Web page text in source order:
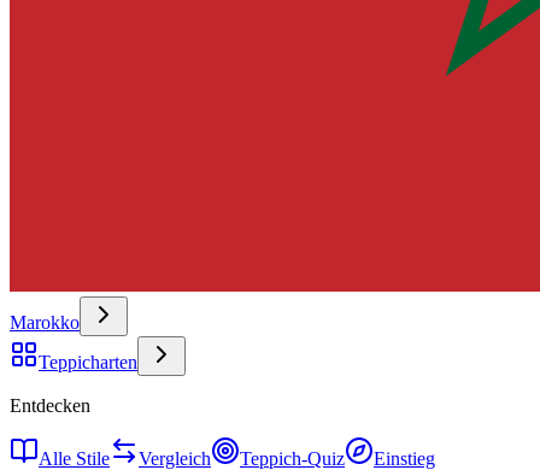
Marokko
Teppicharten
Entdecken
Alle Stile Vergleich Teppich-Quiz
Einstieg